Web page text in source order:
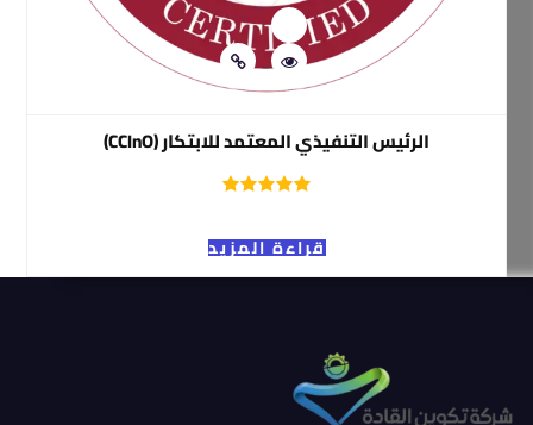
الرئيس التنفيذي المعتمد للابتكار (CCInO)
قراءة المزيد